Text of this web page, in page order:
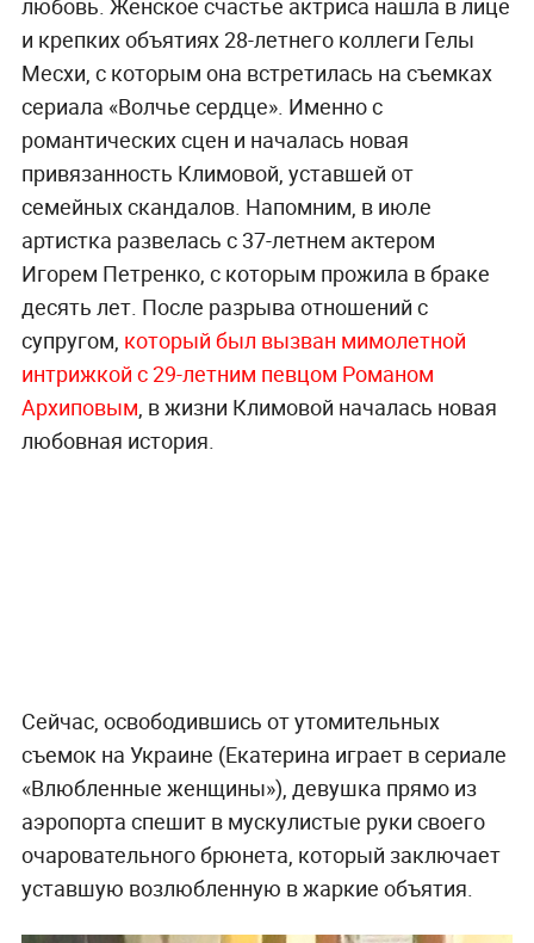
любовь. Женское счастье актриса нашла в лице
и крепких объятиях 28-летнего коллеги Гелы
Месхи, с которым она встретилась на съемках
сериала «Волчье сердце». Именно с
романтических сцен и началась новая
привязанность Климовой, уставшей от
семейных скандалов. Напомним, в июле
артистка развелась с 37-летнем актером
Игорем Петренко, с которым прожила в браке
десять лет. После разрыва отношений с
супругом, который был вызван мимолетной
интрижкой с 29-летним певцом Романом
Архиповым, в жизни Климовой началась новая
любовная история.
Сейчас, освободившись от утомительных
съемок на Украине (Екатерина играет в сериале
«Влюбленные женщины»), девушка прямо из
аэропорта спешит в мускулистые руки своего
очаровательного брюнета, который заключает
уставшую возлюбленную в жаркие объятия.